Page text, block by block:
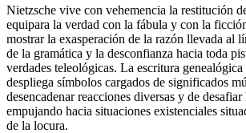
Nietzsche vive con vehemencia la restitución
equipara la verdad con la fábula y con la
mostrar la exasperación de la razón llevada al
de la gramática y la desconfianza hacia toda
verdades teleológicas. La escritura
despliega símbolos cargados de significados
desencadenar reacciones diversas y de
empujando hacia situaciones existenciales
de la locura.